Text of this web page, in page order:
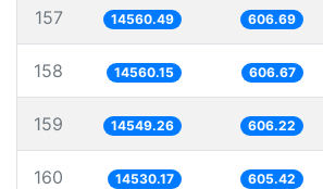
157 14560.49 606.69
158 14560.15 606.67
159 14549.26 606.22
160 14530.17 605.42